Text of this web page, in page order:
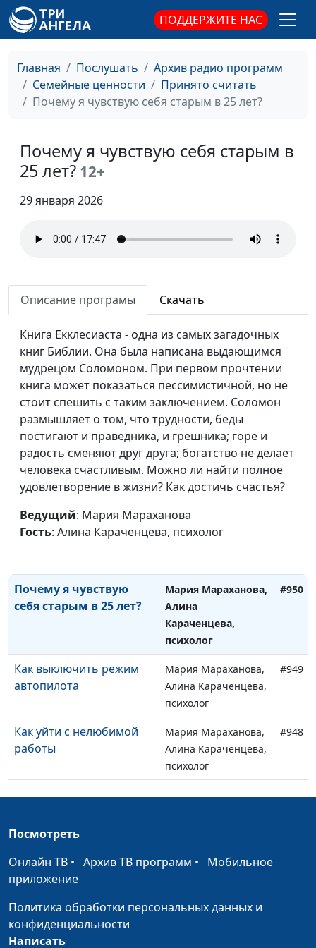
ПОДДЕРЖИТЕ НАС
Главная Послушать
Архив радио программ
Семейные ценности
Принято считать
Почему я чувствую себя старым в 25 лет?
Почему я чувствую себя старым в
25 лет? 12+
29 января 2026
Описание програмы Скачать
Книга Екклесиаста - одна из самых загадочных
книг Библии. Она была написана выдающимся
мудрецом Соломоном. При первом прочтении
книга может показаться пессимистичной, но не
стоит спешить с таким заключением. Соломон
размышляет о том, что трудности, беды
постигают и праведника, и грешника; горе и
радость сменяют друг друга; богатство не делает
человека счастливым. Можно ли найти полное
удовлетворение в жизни? Как достичь счастья?
Ведущий: Мария Мараханова
Гость: Алина Караченцева, психолог
Как перестать терпеть
по мелочам
Мария Мараханова,
Алина Караченцева,
психолог
Ненавижу выходные! Это
Мария Мараханова,
Алина Караченцева,
психолог
Пустота души: причины
Мария Мараханова,
Почему я чувствую
себя старым в 25 лет?
Мария Мараханова,
Алина
Караченцева,
психолог
#950
Как выключить режим
автопилота
Мария Мараханова,
Алина Караченцева,
психолог
#949
Как уйти с нелюбимой
работы
Мария Мараханова,
Алина Караченцева,
психолог
#948
Почему нас тянет к тем,
Мария Мараханова,
#947
Почему мне скучно с
партнёром, хотя он
хороший человек?
Юлия Синицына,
Жёсткий секс: норма или
проблема?
Посмотреть
Онлайн ТВ • Архив ТВ программ • Мобильное
приложение
Политика обработки персональных данных и
конфиденциальности
Написать